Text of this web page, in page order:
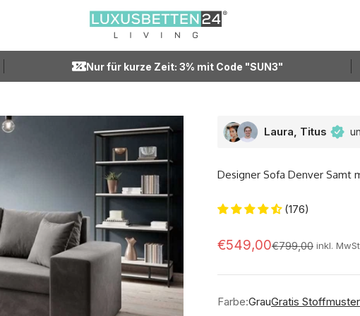
Luxusbetten24
Nur für kurze Zeit: 3% mit Code "SUN3"
Laura, Titus
Designer Sofa Denver Samt
(176)
Angebot
€549,00Regulärer Preis
€799,00 inkl.
Farbe:GrauGratis Stoffmuster